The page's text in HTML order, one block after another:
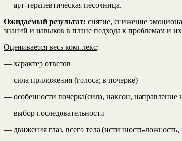
— арт-терапевтическая песочница.
Ожидаемый результат: снятие, снижение
знаний и навыков в плане подхода к проблемам и
Оценивается весь комплекс:
— характер ответов
— сила приложения (голоса; в почерке)
— особенности почерка(сила, наклон, направление
— выбор последовательности
— движения глаз, всего тела (истинность-